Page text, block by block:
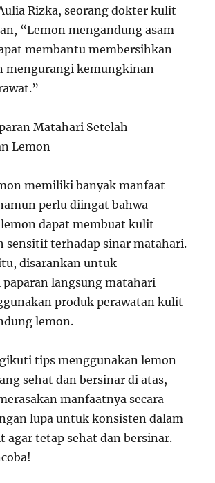
Rizka, seorang dokter kulit
“Lemon mengandung asam
membantu membersihkan
mengurangi kemungkinan
Matahari Setelah
Lemon
memiliki banyak manfaat
perlu diingat bahwa
dapat membuat kulit
sensitif terhadap sinar matahari.
disarankan untuk
langsung matahari
produk perawatan kulit
lemon.
tips menggunakan lemon
sehat dan bersinar di atas,
manfaatnya secara
lupa untuk konsisten dalam
agar tetap sehat dan bersinar.